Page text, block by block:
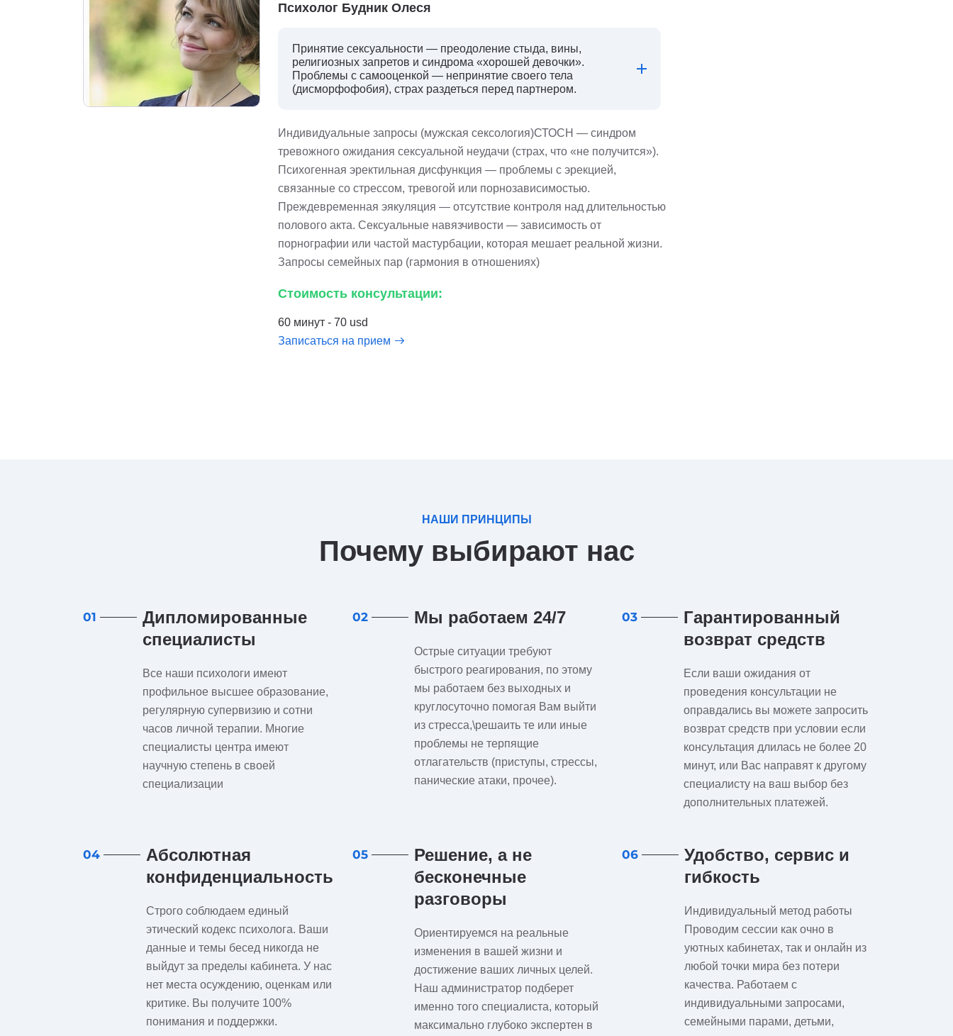
Психолог Будник Олеся
Принятие сексуальности — преодоление стыда, вины,
религиозных запретов и синдрома «хорошей девочки».
Проблемы с самооценкой — непринятие своего тела
(дисморфофобия), страх раздеться перед партнером.
Индивидуальные запросы (мужская сексология)СТОСН — синдром
тревожного ожидания сексуальной неудачи (страх, что «не получится»).
Психогенная эректильная дисфункция — проблемы с эрекцией,
связанные со стрессом, тревогой или порнозависимостью.
Преждевременная эякуляция — отсутствие контроля над длительностью
полового акта. Сексуальные навязчивости — зависимость от
порнографии или частой мастурбации, которая мешает реальной жизни.
Запросы семейных пар (гармония в отношениях)
Стоимость консультации:
60 минут - 70 usd
Записаться на прием
НАШИ ПРИНЦИПЫ
Почему выбирают нас
01
Дипломированные
специалисты
Все наши психологи имеют
профильное высшее образование,
регулярную супервизию и сотни
часов личной терапии. Многие
специалисты центра имеют
научную степень в своей
специализации
02 Мы работаем 24/7
Острые ситуации требуют
быстрого реагирования, по этому
мы работаем без выходных и
круглосуточно помогая Вам выйти
из стресса,\решаить те или иные
проблемы не терпящие
отлагательств (приступы, стрессы,
панические атаки, прочее).
03
Гарантированный
возврат средств
Если ваши ожидания от
проведения консультации не
оправдались вы можете запросить
возврат средств при условии если
консультация длилась не более 20
минут, или Вас направят к другому
специалисту на ваш выбор без
дополнительных платежей.
04
Абсолютная
конфиденциальность
Строго соблюдаем единый
этический кодекс психолога. Ваши
данные и темы бесед никогда не
выйдут за пределы кабинета. У нас
нет места осуждению, оценкам или
критике. Вы получите 100%
понимания и поддержки.
05
Решение, а не
бесконечные
разговоры
Ориентируемся на реальные
изменения в вашей жизни и
достижение ваших личных целей.
Наш администратор подберет
именно того специалиста, который
максимально глубоко экспертен в
06
Удобство, сервис и
гибкость
Индивидуальный метод работы
Проводим сессии как очно в
уютных кабинетах, так и онлайн из
любой точки мира без потери
качества. Работаем с
индивидуальными запросами,
семейными парами, детьми,